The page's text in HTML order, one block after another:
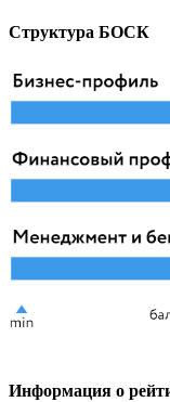
Структура БОСК
Информация о